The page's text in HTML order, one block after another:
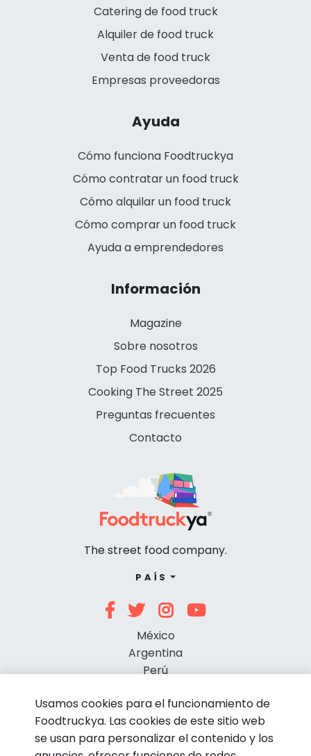
Catering de food truck
Alquiler de food truck
Venta de food truck
Empresas proveedoras
Ayuda
Cómo funciona Foodtruckya
Cómo contratar un food truck
Cómo alquilar un food truck
Cómo comprar un food truck
Ayuda a emprendedores
Información
Magazine
Sobre nosotros
Top Food Trucks 2026
Cooking The Street 2025
Preguntas frecuentes
Contacto
The street food company.
PAÍS
México
Argentina
Perú
Usamos cookies para el funcionamiento de
Foodtruckya. Las cookies de este sitio web
se usan para personalizar el contenido y los